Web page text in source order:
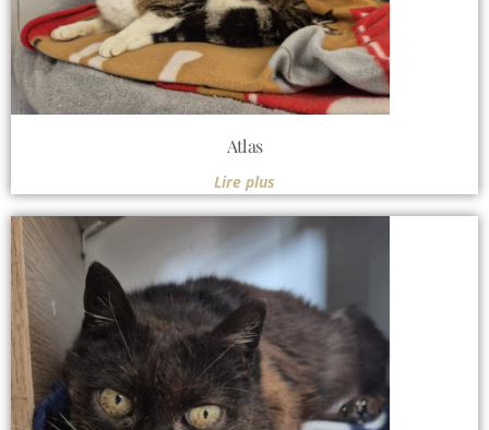
Atlas
Lire plus